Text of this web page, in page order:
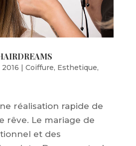
2016 | Coiffure, Esthetique,
réalisation rapide de
rêve. Le mariage de
et des